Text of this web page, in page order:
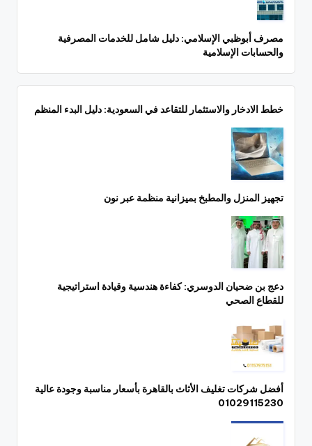
مصرف أبوظبي الإسلامي: دليل شامل للخدمات المصرفية
والحسابات الإسلامية
خطط الادخار والاستثمار للتقاعد في السعودية: دليل البدء المنظم
تجهيز المنزل والمطبخ بميزانية منظمة عبر نون
دعج بن ضحيان الدوسري: كفاءة هندسية وقيادة استراتيجية
للقطاع الصحي
أفضل شركات تغليف الأثاث بالقاهرة بأسعار مناسبة وجودة عالية
01029115230